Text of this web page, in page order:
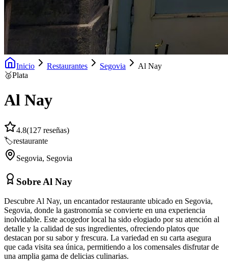
Inicio Restaurantes Segovia
Al Nay
🥈Plata
Al Nay
4.8(127 reseñas)
🏷️restaurante
Segovia, Segovia
Sobre Al Nay
Descubre Al Nay, un encantador restaurante ubicado en Segovia,
Segovia, donde la gastronomía se convierte en una experiencia
inolvidable. Este acogedor local ha sido elogiado por su atención al
detalle y la calidad de sus ingredientes, ofreciendo platos que
destacan por su sabor y frescura. La variedad en su carta asegura
que cada visita sea única, permitiendo a los comensales disfrutar de
una amplia gama de delicias culinarias.